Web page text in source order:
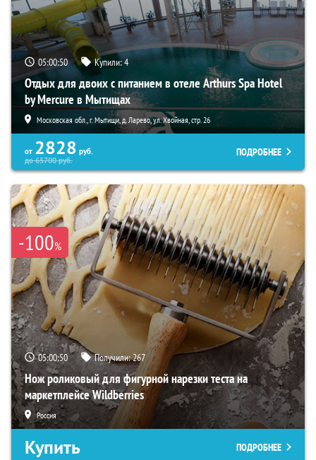
05:00:49 Купили:4
Отдых для двоих с питанием в отеле Arthurs Spa Hotel
by Mercure в Мытищах
Московская обл., г. Мытищи, д. Ларево, ул. Хвойная, стр. 26
от 2828 руб.
до65700руб.
ПОДРОБНЕЕ
-100%
05:00:49 Получили:267
Нож роликовый для фигурной нарезки теста на
маркетплейсе Wildberries
Россия
Купить ПОДРОБНЕЕ